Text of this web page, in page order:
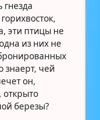
эти птицы не
из них не
знаерт, чей
он,
березы?